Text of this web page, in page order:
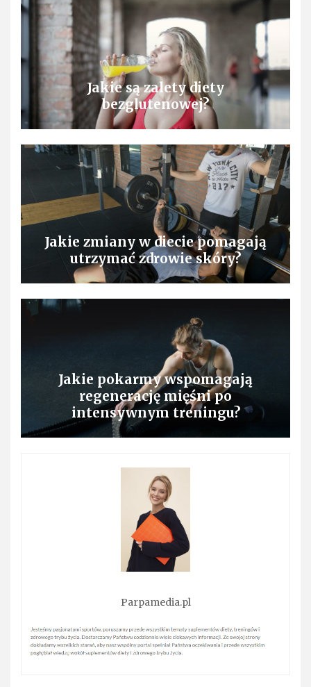
Jakie są zalety diety
bezglutenowej?
Jakie zmiany w diecie pomagają
utrzymać zdrowie skóry?
Jakie pokarmy wspomagają
regenerację mięśni po
intensywnym treningu?
Parpamedia.pl